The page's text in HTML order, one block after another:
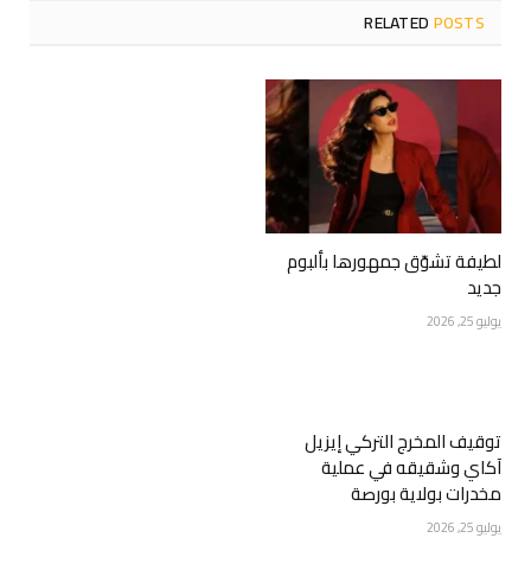
RELATEDPOSTS
لطيفة تشوّق جمهورها بألبوم
جديد
يوليو 25, 2026
توقيف المخرج التركي إيزيل
آكاي وشقيقه في عملية
مخدرات بولاية بورصة
يوليو 25, 2026